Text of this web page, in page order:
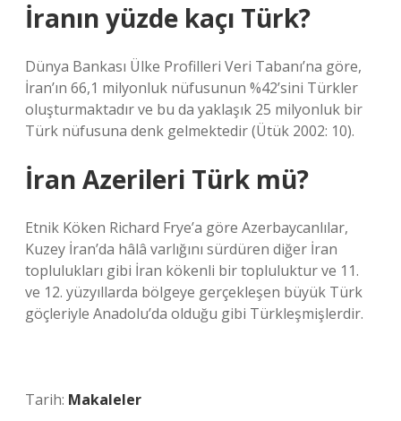
İranın yüzde kaçı Türk?
Dünya Bankası Ülke Profilleri Veri Tabanı’na göre,
İran’ın 66,1 milyonluk nüfusunun %42’sini Türkler
oluşturmaktadır ve bu da yaklaşık 25 milyonluk bir
Türk nüfusuna denk gelmektedir (Ütük 2002: 10).
İran Azerileri Türk mü?
Etnik Köken Richard Frye’a göre Azerbaycanlılar,
Kuzey İran’da hâlâ varlığını sürdüren diğer İran
toplulukları gibi İran kökenli bir topluluktur ve 11.
ve 12. yüzyıllarda bölgeye gerçekleşen büyük Türk
göçleriyle Anadolu’da olduğu gibi Türkleşmişlerdir.
Tarih: Makaleler